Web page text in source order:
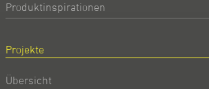
Produktinspirationen
Projekte
Übersicht